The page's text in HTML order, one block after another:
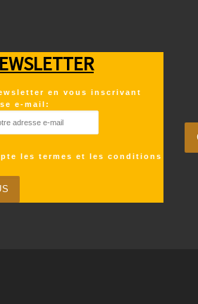
en vous inscrivant
e-mail:
les termes et les conditions